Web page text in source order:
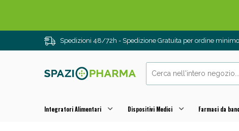
Spedizioni 48/72h - Spedizione Gratuita per ordine
Integratori Alimentari Dispositivi Medici Farmaci da